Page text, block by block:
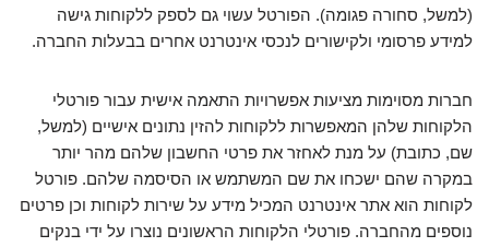
(למשל, סחורה פגומה). הפורטל עשוי גם לספק ללקוחות גישה
למידע פרסומי ולקישורים לנכסי אינטרנט אחרים בבעלות החברה.
חברות מסוימות מציעות אפשרויות התאמה אישית עבור פורטלי
הלקוחות שלהן המאפשרות ללקוחות להזין נתונים אישיים (למשל,
שם, כתובת) על מנת לאחזר את פרטי החשבון שלהם מהר יותר
במקרה שהם ישכחו את שם המשתמש או הסיסמה שלהם. פורטל
לקוחות הוא אתר אינטרנט המכיל מידע על שירות לקוחות וכן פרטים
נוספים מהחברה. פורטלי הלקוחות הראשונים נוצרו על ידי בנקים